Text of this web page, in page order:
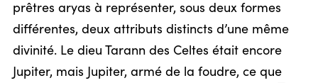
prêtres aryas à représenter, sous deux formes
différentes, deux attributs distincts d’une même
divinité. Le dieu Tarann des Celtes était encore
Jupiter, mais Jupiter, armé de la foudre, ce que